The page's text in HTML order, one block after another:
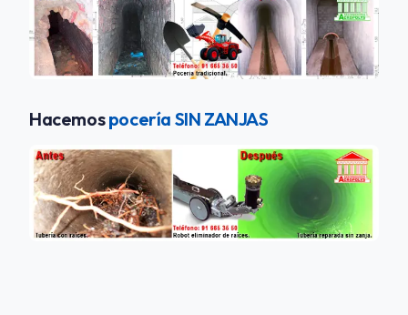
Hacemospocería SIN ZANJAS